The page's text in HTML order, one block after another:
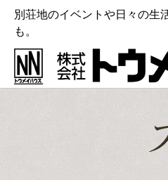
別荘地のイベントや日々の生
も。